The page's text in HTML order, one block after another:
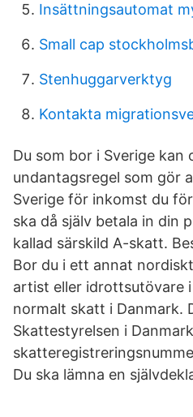
Insättningsautomat
Small cap
Stenhuggarverktyg
Kontakta
Du som bor i Sverige kan
undantagsregel som gör
Sverige för inkomst du
ska då själv betala in din
kallad särskild A-skatt.
Bor du i ett annat
artist eller idrottsutövare
normalt skatt i Danmark.
Skattestyrelsen i
Du ska lämna en